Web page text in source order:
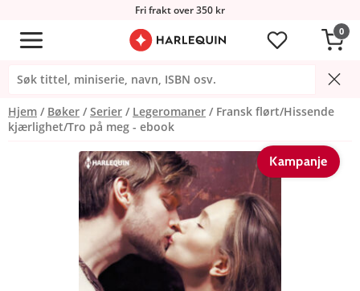
Fri frakt over 350 kr
0
Hjem Bøker Serier Legeromaner
Fransk flørt/Hissende
kjærlighet/Tro på meg - ebook
Kampanje